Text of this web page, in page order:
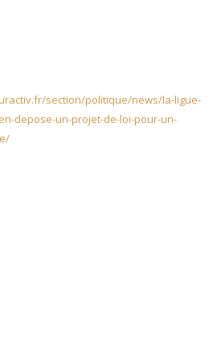
section/politique/news/la-ligue-
depose-un-projet-de-loi-pour-un-